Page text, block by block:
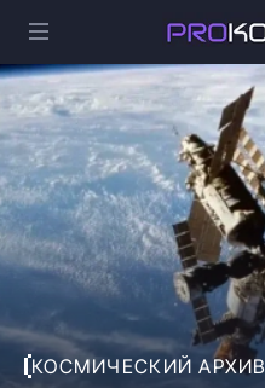
КОСМИЧЕСКИЙ АРХИВ